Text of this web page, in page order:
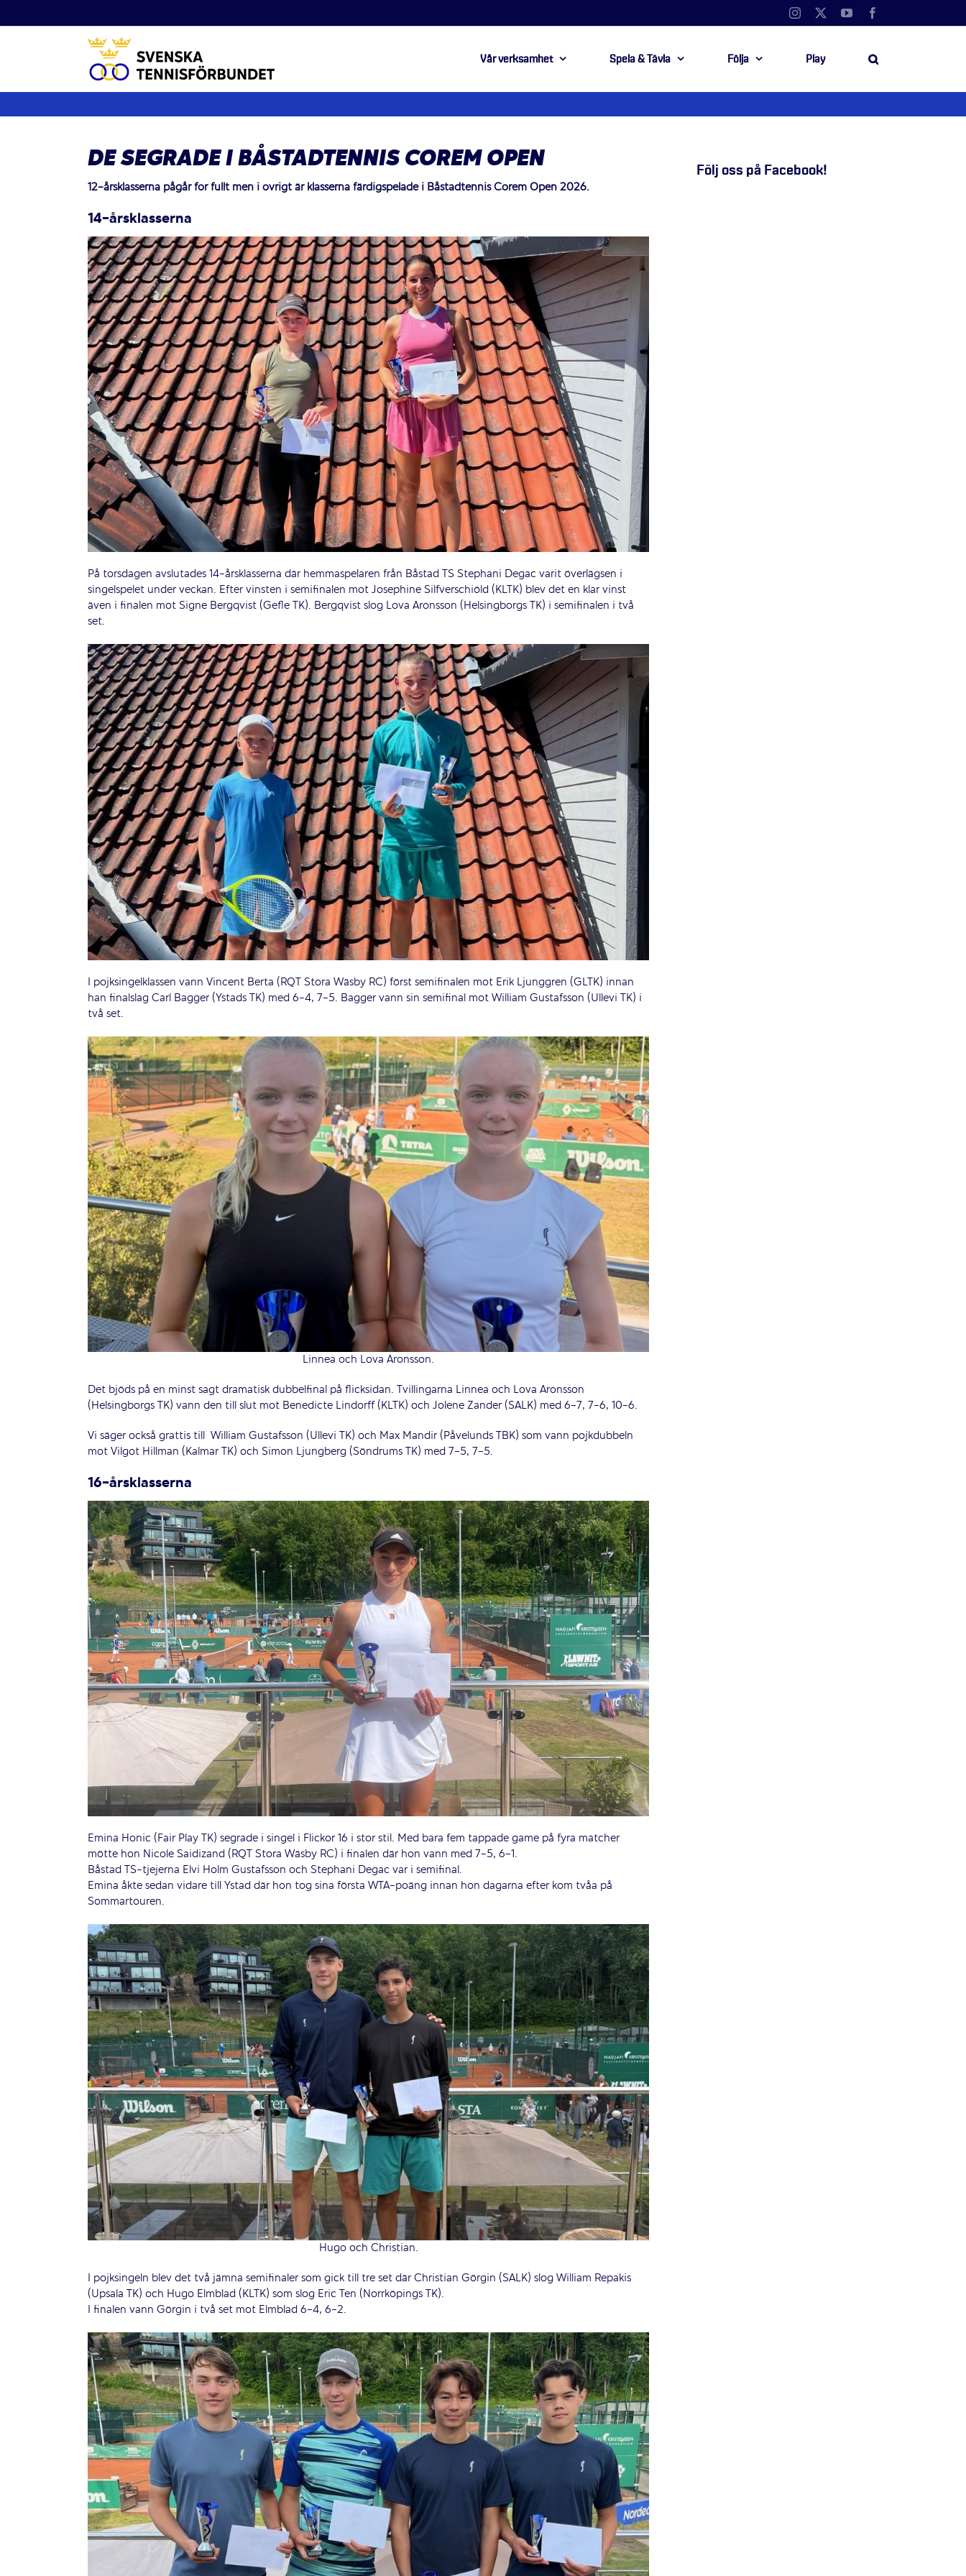
till
Instagram YouTube
Vår verksamhet Spela & Tävla Följa Play
DE SEGRADE I BÅSTADTENNIS COREM OPEN
12-årsklasserna pågår för fullt men i övrigt är klasserna färdigspelade i Båstadtennis Corem Open 2026.
14-årsklasserna
På torsdagen avslutades 14-årsklasserna där hemmaspelaren från Båstad TS Stephani Degac varit överlägsen i
singelspelet under veckan. Efter vinsten i semifinalen mot Josephine Silfverschiöld (KLTK) blev det en klar vinst
även i finalen mot Signe Bergqvist (Gefle TK). Bergqvist slog Lova Aronsson (Helsingborgs TK) i semifinalen i två
set.
I pojksingelklassen vann Vincent Berta (RQT Stora Wäsby RC) först semifinalen mot Erik Ljunggren (GLTK) innan
han finalslag Carl Bagger (Ystads TK) med 6-4, 7-5. Bagger vann sin semifinal mot William Gustafsson (Ullevi TK) i
två set.
Linnea och Lova Aronsson.
Det bjöds på en minst sagt dramatisk dubbelfinal på flicksidan. Tvillingarna Linnea och Lova Aronsson
(Helsingborgs TK) vann den till slut mot Benedicte Lindorff (KLTK) och Jolene Zander (SALK) med 6-7, 7-6, 10-6.
Vi säger också grattis till William Gustafsson (Ullevi TK) och Max Mandir (Påvelunds TBK) som vann pojkdubbeln
mot Vilgot Hillman (Kalmar TK) och Simon Ljungberg (Söndrums TK) med 7-5, 7-5.
16-årsklasserna
Emina Honic (Fair Play TK) segrade i singel i Flickor 16 i stor stil. Med bara fem tappade game på fyra matcher
mötte hon Nicole Saidizand (RQT Stora Wäsby RC) i finalen där hon vann med 7-5, 6-1.
Båstad TS-tjejerna Elvi Holm Gustafsson och Stephani Degac var i semifinal.
Emina åkte sedan vidare till Ystad där hon tog sina första WTA-poäng innan hon dagarna efter kom tvåa på
Sommartouren.
Hugo och Christian.
I pojksingeln blev det två jämna semifinaler som gick till tre set där Christian Görgin (SALK) slog William Repakis
(Upsala TK) och Hugo Elmblad (KLTK) som slog Eric Ten (Norrköpings TK).
I finalen vann Görgin i två set mot Elmblad 6-4, 6-2.
Följ oss på Facebook!
NATIONELLA PARTNERS